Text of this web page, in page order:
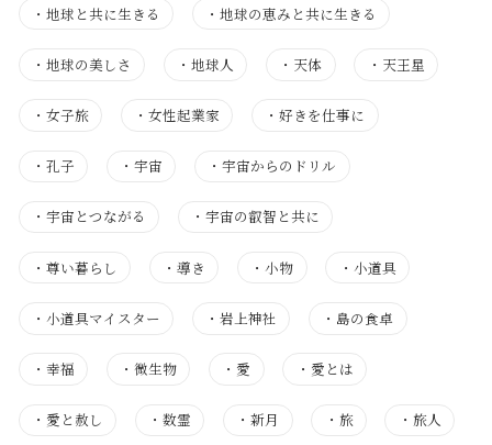
・ 地球と共に生きる ・地球の恵みと共に生きる
・ 地球の美しさ ・地球人 ・ 天体 ・ 天王星
・ 女子旅 ・女性起業家 ・好きを仕事に
・ 孔子 ・宇宙 ・宇宙からのドリル
・ 宇宙とつながる ・宇宙の叡智と共に
・ 尊い暮らし ・導き ・小物 ・ 小道具
・ 小道具マイスター ・岩上神社 ・ 島の食卓
・ 幸福 ・微生物 ・ 愛 ・ 愛とは
・ 愛と赦し ・数霊 ・新月 ・ 旅 ・ 旅人